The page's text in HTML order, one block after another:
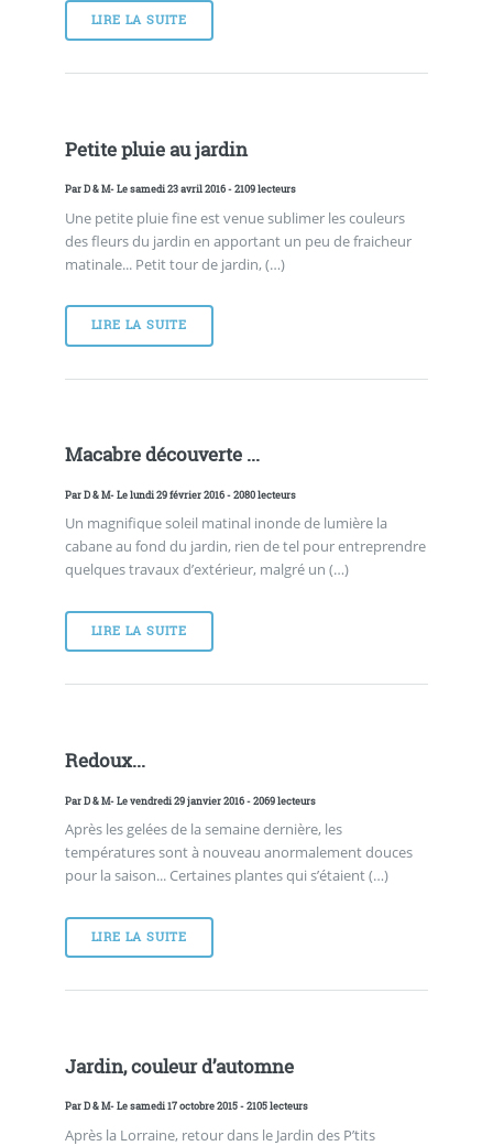
LIRE LA SUITE
Petite pluie au jardin
ParD & M- Le samedi 23 avril 2016 - 2109 lecteurs
Une petite pluie fine est venue sublimer les couleurs
des fleurs du jardin en apportant un peu de fraicheur
matinale... Petit tour de jardin, (…)
LIRE LA SUITE
Macabre découverte ...
ParD & M- Le lundi 29 février 2016 - 2080 lecteurs
Un magnifique soleil matinal inonde de lumière la
cabane au fond du jardin, rien de tel pour entreprendre
quelques travaux d’extérieur, malgré un (…)
LIRE LA SUITE
Redoux...
ParD & M- Le vendredi 29 janvier 2016 - 2069 lecteurs
Après les gelées de la semaine dernière, les
températures sont à nouveau anormalement douces
pour la saison... Certaines plantes qui s’étaient (…)
LIRE LA SUITE
Jardin, couleur d’automne
ParD & M- Le samedi 17 octobre 2015 - 2105 lecteurs
Après la Lorraine, retour dans le Jardin des P’tits